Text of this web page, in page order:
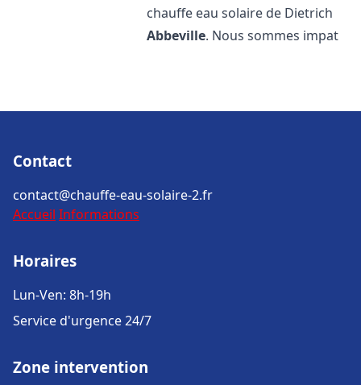
chauffe eau solaire de Dietrich
Abbeville. Nous sommes impat
Contact
contact@chauffe-eau-solaire-2.fr
Accueil Informations
Horaires
Lun-Ven: 8h-19h
Service d'urgence 24/7
Zone intervention